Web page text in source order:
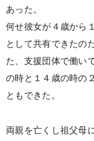
あった。
何せ彼女が４歳から
として共有できたの
た、支援団体で働い
の時と１４歳の時の
ともできた。
両親を亡くし祖父母